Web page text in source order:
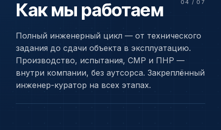
Как мы работаем
Полный инженерный цикл — от технического
задания до сдачи объекта в эксплуатацию.
Производство, испытания, СМР и ПНР —
внутри компании, без аутсорса. Закреплённый
инженер-куратор на всех этапах.